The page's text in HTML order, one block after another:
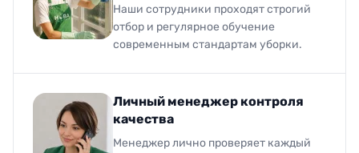
Наши сотрудники проходят строгий
отбор и регулярное обучение
современным стандартам уборки.
Личный менеджер контроля
качества
Менеджер лично проверяет каждый